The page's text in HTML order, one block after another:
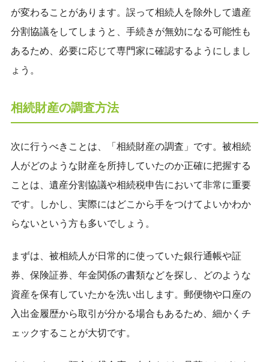
が変わることがあります。誤って相続人を除外して遺産
分割協議をしてしまうと、手続きが無効になる可能性も
あるため、必要に応じて専門家に確認するようにしまし
ょう。
相続財産の調査方法
次に行うべきことは、「相続財産の調査」です。被相続
人がどのような財産を所持していたのか正確に把握する
ことは、遺産分割協議や相続税申告において非常に重要
です。しかし、実際にはどこから手をつけてよいかわか
らないという方も多いでしょう。
まずは、被相続人が日常的に使っていた銀行通帳や証
券、保険証券、年金関係の書類などを探し、どのような
資産を保有していたかを洗い出します。郵便物や口座の
入出金履歴から取引が分かる場合もあるため、細かくチ
ェックすることが大切です。